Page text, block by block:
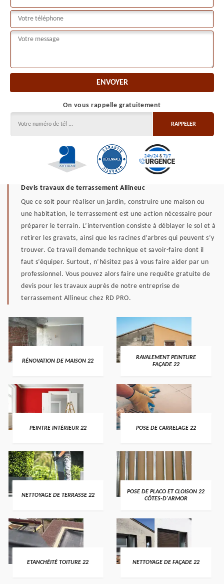
On vous rappelle gratuitement
Devis travaux de terrassement Allineuc
Que ce soit pour réaliser un jardin, construire une maison ou
une habitation, le terrassement est une action nécessaire pour
préparer le terrain. L’intervention consiste à déblayer le sol et à
retirer les gravats, ainsi que les racines d’arbres qui peuvent s’y
trouver. Ce travail demande technique et savoir-faire dont il
faut s’équiper. Surtout, n’hésitez pas à vous faire aider par un
professionnel. Vous pouvez alors faire une requête gratuite de
devis pour les travaux auprès de notre entreprise de
terrassement Allineuc chez RD PRO.
RÉNOVATION DE MAISON 22
RAVALEMENT PEINTURE
FAÇADE 22
PEINTRE INTÉRIEUR 22 POSE DE CARRELAGE 22
NETTOYAGE DE TERRASSE 22
POSE DE PLACO ET CLOISON 22
CÔTES-D'ARMOR
ETANCHÉITÉ TOITURE 22 NETTOYAGE DE FAÇADE 22